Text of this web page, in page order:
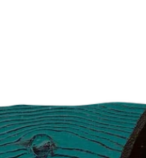
MEXICANA